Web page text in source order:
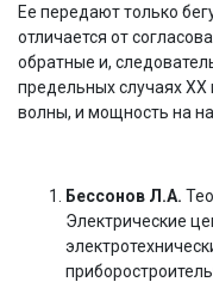
Ее передают только
отличается от
обратные и,
предельных случаях ХХ
волны, и мощность на
Бессонов Л.А.
Электрические